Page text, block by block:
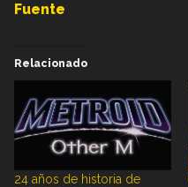
Fuente
Relacionado
24 años de historia de